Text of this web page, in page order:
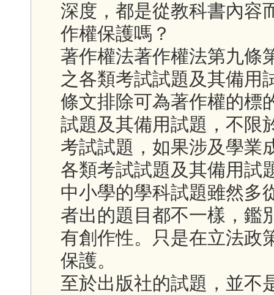
深度，都是從教科書內容
作權保護嗎？
著作權法著作權法第九條
之各類考試試題及其備用
條文排除可為著作權的標
試題及其備用試題，不限
考試試題，如果涉及學業
各類考試試題及其備用試
中小學的學科試題雖然多
者出的題目都不一樣，鑑
有創作性。只是在立法政
保護。
至於出版社的試題，並不